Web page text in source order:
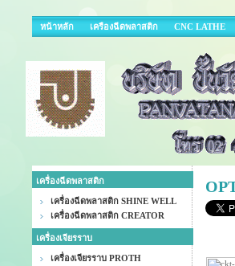
หน้าหลัก เครืองฉีดพลาสติก CNC LATHE
เครื่องฉีดพลาสติก
เครื่องฉีดพลาสติก SHINE WELL
เครื่องฉีดพลาสติก CREATOR
เครื่องเจียรราบ
เครื่องเจียรราบ PROTH